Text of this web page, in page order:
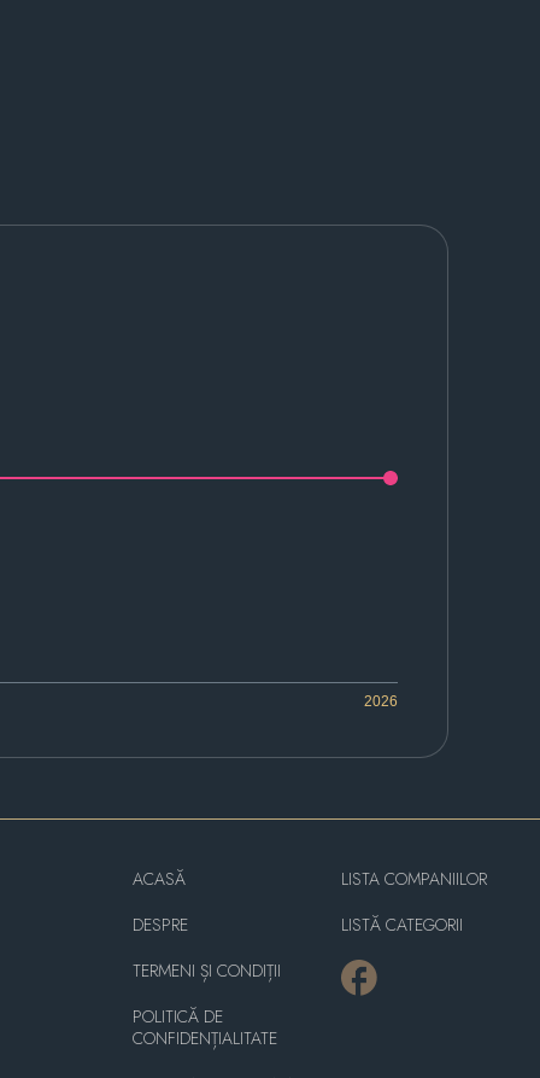
2026
ACASĂ
DESPRE
TERMENI ȘI CONDIȚII
POLITICĂ DE
CONFIDENȚIALITATE
LISTA COMPANIILOR
LISTĂ CATEGORII